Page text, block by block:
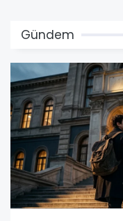
Gündem